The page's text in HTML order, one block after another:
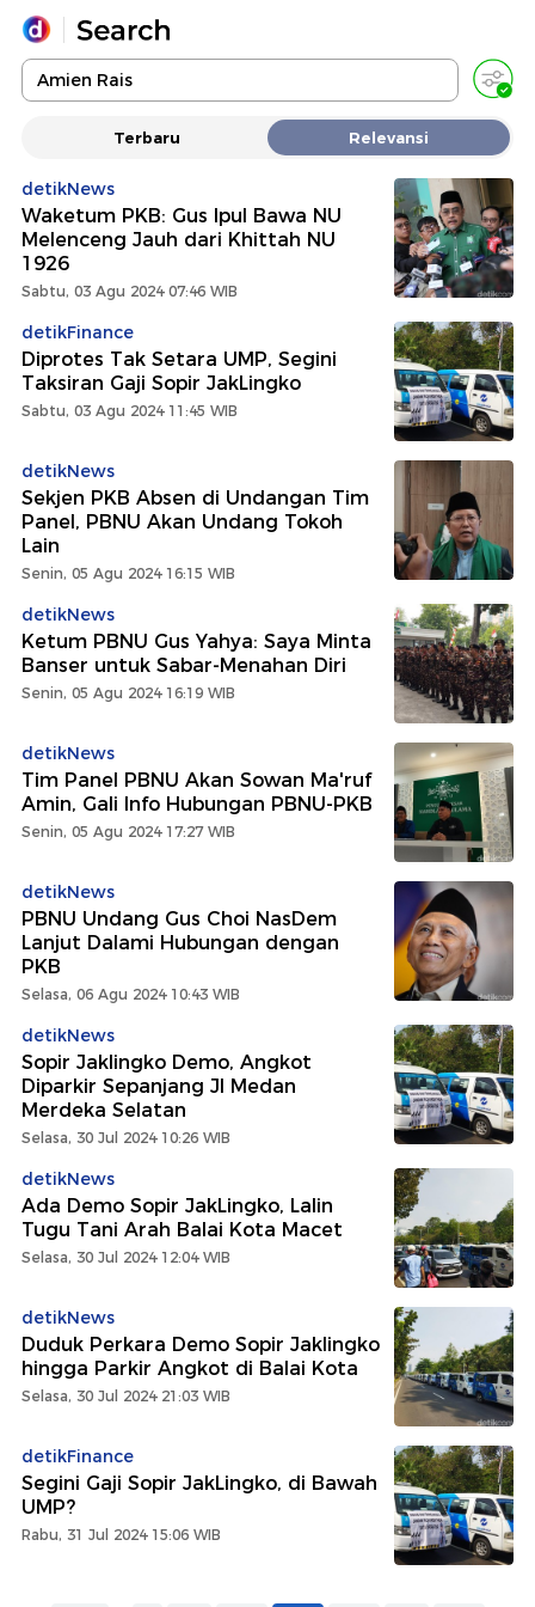
Yang sedang ramai dicari
Promoted
Terakhir yang dicari
Terbaru Relevansi
detikNews
Waketum PKB: Gus Ipul Bawa NU
Melenceng Jauh dari Khittah NU
1926
Sabtu, 03 Agu 2024 07:46 WIB
detikFinance
Diprotes Tak Setara UMP, Segini
Taksiran Gaji Sopir JakLingko
Sabtu, 03 Agu 2024 11:45 WIB
detikNews
Sekjen PKB Absen di Undangan Tim
Panel, PBNU Akan Undang Tokoh
Lain
Senin, 05 Agu 2024 16:15 WIB
detikNews
Ketum PBNU Gus Yahya: Saya Minta
Banser untuk Sabar-Menahan Diri
Senin, 05 Agu 2024 16:19 WIB
detikNews
Tim Panel PBNU Akan Sowan Ma'ruf
Amin, Gali Info Hubungan PBNU-PKB
Senin, 05 Agu 2024 17:27 WIB
detikNews
PBNU Undang Gus Choi NasDem
Lanjut Dalami Hubungan dengan
PKB
Selasa, 06 Agu 2024 10:43 WIB
detikNews
Sopir Jaklingko Demo, Angkot
Diparkir Sepanjang Jl Medan
Merdeka Selatan
Selasa, 30 Jul 2024 10:26 WIB
detikNews
Ada Demo Sopir JakLingko, Lalin
Tugu Tani Arah Balai Kota Macet
Selasa, 30 Jul 2024 12:04 WIB
detikNews
Duduk Perkara Demo Sopir Jaklingko
hingga Parkir Angkot di Balai Kota
Selasa, 30 Jul 2024 21:03 WIB
detikFinance
Segini Gaji Sopir JakLingko, di Bawah
UMP?
Rabu, 31 Jul 2024 15:06 WIB